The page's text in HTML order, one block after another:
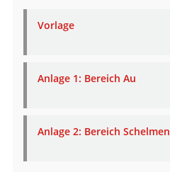
Vorlage
Anlage 1: Bereich Au
Anlage 2: Bereich Schelmen